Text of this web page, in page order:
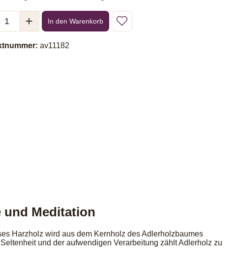
Anzahl: Gib den gewünschten Wert ein oder benutze die Schaltflächen
In den Warenkorb
av11182
und Meditation
Harzholz wird aus dem Kernholz des Adlerholzbaumes
und der aufwendigen Verarbeitung zählt Adlerholz zu